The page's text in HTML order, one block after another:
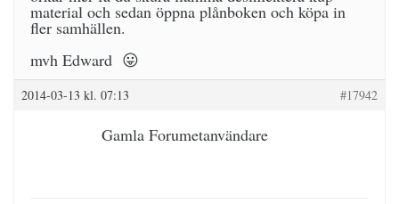
material och sedan öppna plånboken och köpa in
fler samhällen.
mvh Edward 😛
2014-03-13 kl. 07:13 #17942
Gamla Forumetanvändare